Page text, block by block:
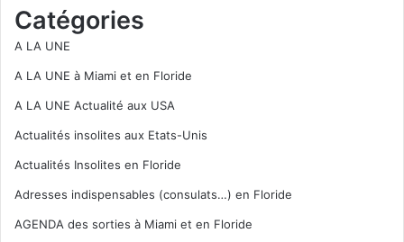
Catégories
A LA UNE
A LA UNE à Miami et en Floride
A LA UNE Actualité aux USA
Actualités insolites aux Etats-Unis
Actualités Insolites en Floride
Adresses indispensables (consulats…) en Floride
AGENDA des sorties à Miami et en Floride